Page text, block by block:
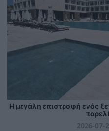
Η μεγάλη επιστροφή ενός
2026-07-